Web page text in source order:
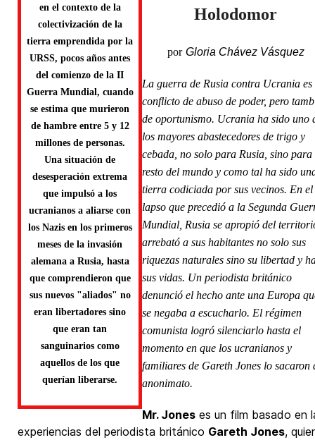
en el contexto de la
colectivización de la
tierra emprendida por la
URSS, pocos años antes
del comienzo de la II
Guerra Mundial, cuando
se estima que murieron
de hambre entre 5 y 12
millones de personas.
Una situación de
desesperación extrema
que impulsó a los
ucranianos a aliarse con
los Nazis en los primeros
meses de la invasión
alemana a Rusia, hasta
que comprendieron que
sus nuevos "aliados" no
eran libertadores sino
que eran tan
sanguinarios como
aquellos de los que
querían liberarse.
Holodomor
por Gloria Chávez Vásquez
La guerra de Rusia contra Ucrania es
conflicto de abuso de poder, pero
de oportunismo. Ucrania ha sido uno
los mayores abastecedores de trigo y
cebada, no solo para Rusia, sino para
resto del mundo y como tal ha sido
tierra codiciada por sus vecinos. En el
lapso que precedió a la Segunda
Mundial, Rusia se apropió del
arrebató a sus habitantes no solo sus
riquezas naturales sino su libertad y
sus vidas. Un periodista británico
denunció el hecho ante una Europa
se negaba a escucharlo. El régimen
comunista logró silenciarlo hasta el
momento en que los ucranianos y
familiares de Gareth Jones lo sacaron
anonimato.
Mr. Jones es un film basado en
experiencias del periodista británico Gareth Jones,